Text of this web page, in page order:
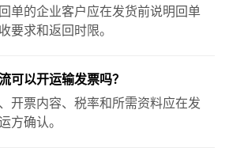
单的企业客户应在发货前说明回单
要求和返回时限。
可以开运输发票吗？
开票内容、税率和所需资料应在发
方确认。